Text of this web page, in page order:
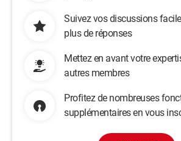
Suivez vos discussions
plus de réponses
Mettez en avant votre
autres membres
Profitez de nombreuses
supplémentaires en vous